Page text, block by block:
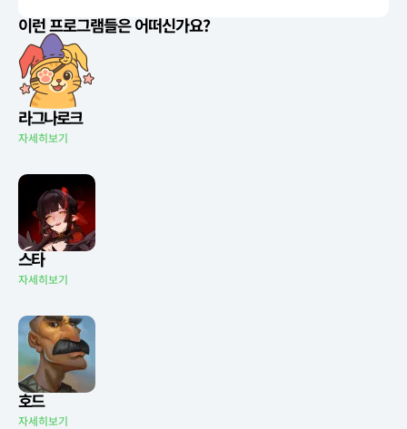
이런 프로그램들은 어떠신가요?
라그나로크
자세히보기
스타
자세히보기
호드
자세히보기